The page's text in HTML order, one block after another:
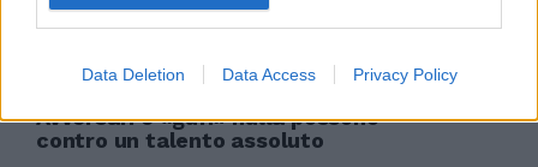
Data Deletion Data Access Privacy Policy
31/07/2009
Avversari e «gufi» nulla possono
contro un talento assoluto